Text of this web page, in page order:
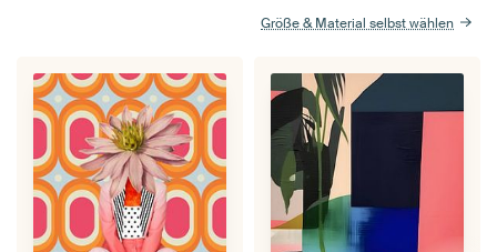
Größe & Material selbst wählen